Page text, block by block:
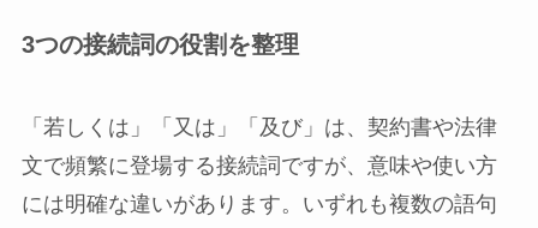
3つの接続詞の役割を整理
「若しくは」「又は」「及び」は、契約書や法律
文で頻繁に登場する接続詞ですが、意味や使い方
には明確な違いがあります。いずれも複数の語句